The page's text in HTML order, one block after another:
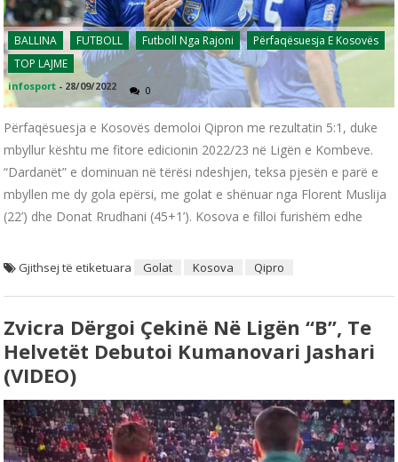
BALLINA FUTBOLL Futboll Nga Rajoni
Përfaqësuesja E Kosovës
TOP LAJME
infosport - 28/09/2022 0
Përfaqësuesja e Kosovës demoloi Qipron me rezultatin 5:1, duke
mbyllur kështu me fitore edicionin 2022/23 në Ligën e Kombeve.
“Dardanët” e dominuan në tërësi ndeshjen, teksa pjesën e parë e
mbyllen me dy gola epërsi, me golat e shënuar nga Florent Muslija
(22’) dhe Donat Rrudhani (45+1’). Kosova e filloi furishëm edhe
Gjithsej të etiketuara Golat Kosova Qipro
Zvicra Dërgoi Çekinë Në Ligën “B”, Te
Helvetët Debutoi Kumanovari Jashari
(VIDEO)